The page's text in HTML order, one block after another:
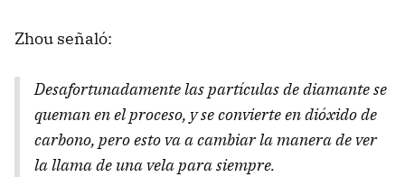
Zhou señaló:
Desafortunadamente las partículas de diamante se
queman en el proceso, y se convierte en dióxido de
carbono, pero esto va a cambiar la manera de ver
la llama de una vela para siempre.